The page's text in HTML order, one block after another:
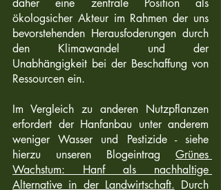
ökologsicher Akteur im Rahmen der uns
bevorstehenden Herausfoderungen durch
den Klimawandel und der
Unabhängigkeit bei der Beschaffung von
Ressourcen ein.
Im Vergleich zu anderen Nutzpflanzen
erfordert der Hanfanbau unter anderem
weniger Wasser und Pestizide - siehe
hierzu unseren Blogeintrag Grünes
Wachstum: Hanf als nachhaltige
Alternative in der Landwirtschaft. Durch